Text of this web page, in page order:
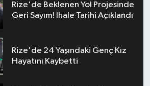
Rize'de Beklenen Yol Projesinde
Geri Sayım! İhale Tarihi Açıklandı
Rize'de 24 Yaşındaki Genç Kız
Hayatını Kaybetti